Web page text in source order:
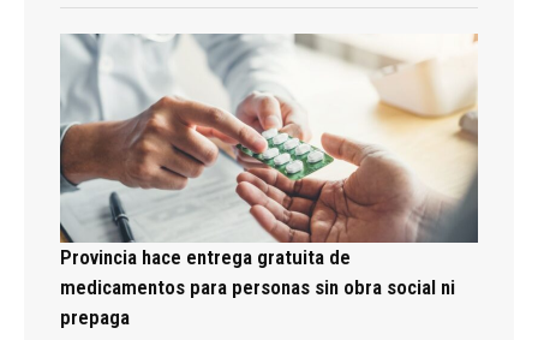
Provincia hace entrega gratuita de
medicamentos para personas sin obra social ni
prepaga